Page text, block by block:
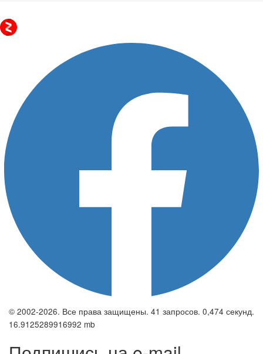
© 2002-2026. Все права защищены. 41 запросов. 0,474 секунд.
16.9125289916992 mb